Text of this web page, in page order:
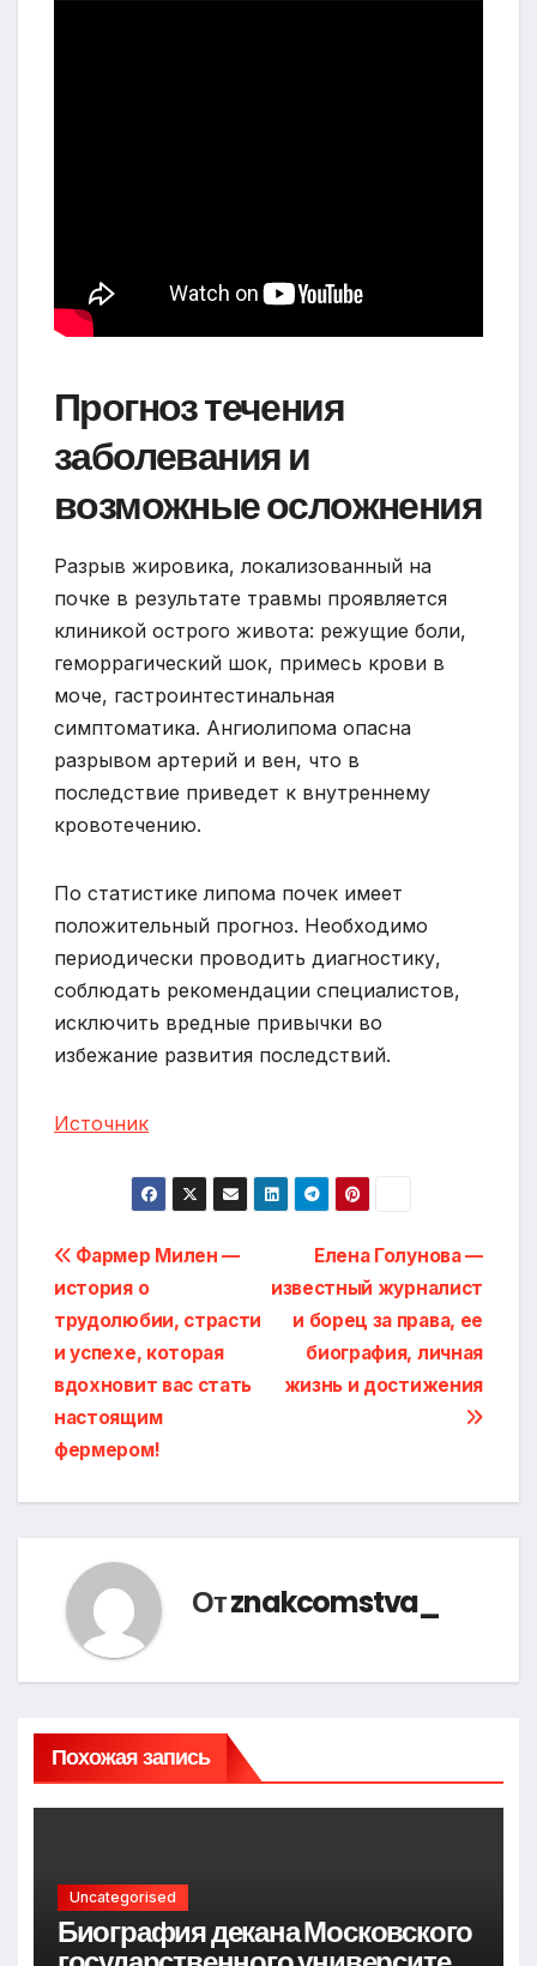
Прогноз течения
заболевания и
возможные осложнения
Разрыв жировика, локализованный на
почке в результате травмы проявляется
клиникой острого живота: режущие боли,
геморрагический шок, примесь крови в
моче, гастроинтестинальная
симптоматика. Ангиолипома опасна
разрывом артерий и вен, что в
последствие приведет к внутреннему
кровотечению.
По статистике липома почек имеет
положительный прогноз. Необходимо
периодически проводить диагностику,
соблюдать рекомендации специалистов,
исключить вредные привычки во
избежание развития последствий.
Источник
Навигация
по
записям
Елена Голунова —
известный журналист
и борец за права, ее
биография, личная
жизнь и достижения
Фармер Милен —
история о
трудолюбии, страсти
и успехе, которая
вдохновит вас стать
настоящим
фермером!
Отznakcomstva_
Похожая запись
Uncategorised
Биография декана Московского